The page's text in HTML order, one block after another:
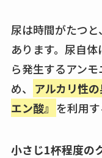
尿は時間がたつ
あります。尿自
ら発生するアン
め、
アルカリ性
エン酸』 を利用す
小さじ1杯程度の